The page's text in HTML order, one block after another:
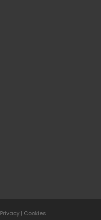
Privacy | Cookies